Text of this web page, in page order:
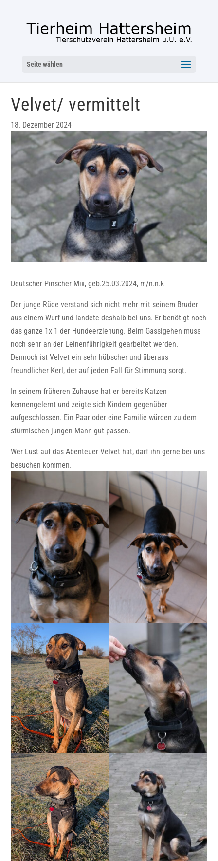
Seite wählen
Velvet/ vermittelt
18. Dezember 2024
Deutscher Pinscher Mix, geb.25.03.2024, m/n.n.k
Der junge Rüde verstand sich nicht mehr mit seinem Bruder
aus einem Wurf und landete deshalb bei uns. Er benötigt noch
das ganze 1x 1 der Hundeerziehung. Beim Gassigehen muss
noch sehr an der Leinenführigkeit gearbeitet werden.
Dennoch ist Velvet ein sehr hübscher und überaus
freundlicher Kerl, der auf jeden Fall für Stimmung sorgt.
In seinem früheren Zuhause hat er bereits Katzen
kennengelernt und zeigte sich Kindern gegenüber
aufgeschlossen. Ein Paar oder eine Familie würden zu dem
stürmischen jungen Mann gut passen.
Wer Lust auf das Abenteuer Velvet hat, darf ihn gerne bei uns
besuchen kommen.